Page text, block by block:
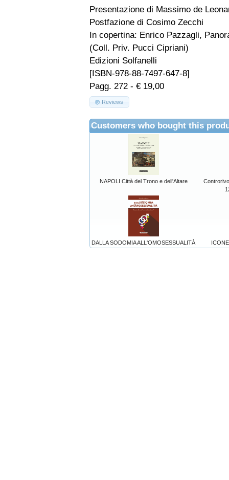
Presentazione di Massimo de
Postfazione di Cosimo Zecchi
In copertina: Enrico Pazzagli,
(Coll. Priv. Pucci Cipriani)
Edizioni Solfanelli
[ISBN-978-88-7497-647-8]
Pagg. 272 - € 19,00
Reviews
Customers who bought this
NAPOLI Città del Trono e dell'Altare
DALLA SODOMIA ALL'OMOSESSUALITÀ